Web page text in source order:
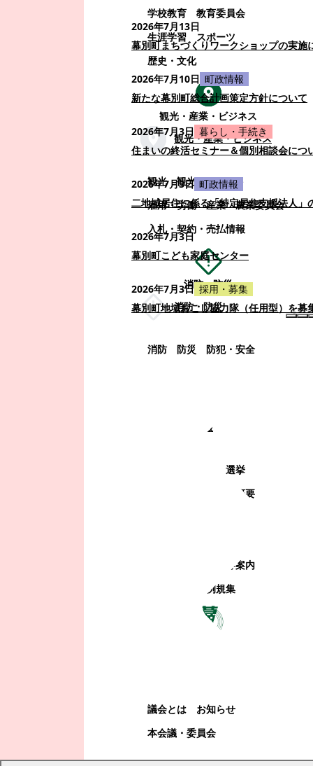
学校教育
教育委員会
生涯学習
スポーツ
歴史・文化
観光・産業・ビジネス
観光・産業・ビジネス
観光
観光・イベント
雇用・労働
産業
農業委員会
入札・契約・売払情報
消防・防災
消防・防災
消防 防災 防犯・安全
町政情報
選挙
町の概要
観光地・公共施設等案内
電子掲示場・例規集
議会とは
お知らせ
本会議・委員会
2026年7月13日
幕別町まちづくりワークショップの実施
2026年7月10日 町政情報
新たな幕別町総合計画策定方針について
2026年7月3日 暮らし・手続き
住まいの終活セミナー＆個別相談会につ
2026年7月3日 町政情報
二地域居住に係る「特定居住支援法人」
2026年7月3日
幕別町こども家庭センター
2026年7月3日 採用・募集
幕別町地域おこし協力隊（任用型）を募